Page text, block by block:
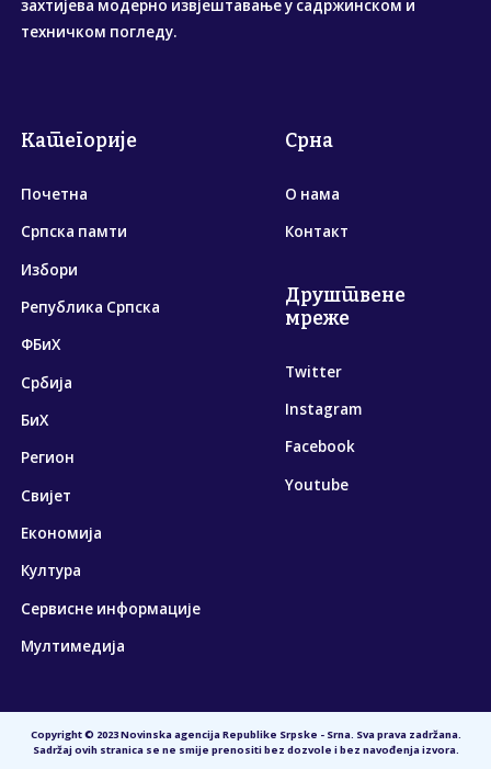
захтијева модерно извјештавање у садржинском и
техничком погледу.
Категорије
Почетна
Српска памти
Избори
Република Српска
ФБиХ
Србија
БиХ
Регион
Свијет
Економија
Култура
Сервисне информације
Мултимедија
Срна
О нама
Контакт
Друштвене
мреже
Twitter
Instagram
Facebook
Youtube
Copyright © 2023 Novinska agencija Republike Srpske - Srna. Sva prava zadržana.
Sadržaj ovih stranica se ne smije prenositi bez dozvole i bez navođenja izvora.